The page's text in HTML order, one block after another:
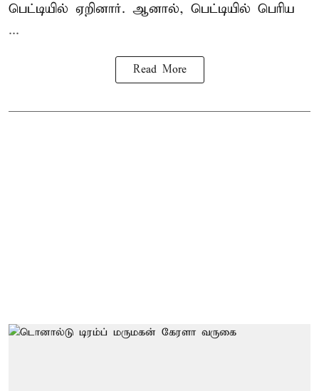
பெட்டியில் ஏறினார். ஆனால், பெட்டியில் பெரிய
...
Read More